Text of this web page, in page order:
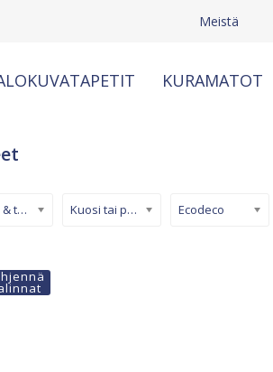
Meistä
KURAMATOT
Teema & tyyli Kuosi tai pinta Ecodeco